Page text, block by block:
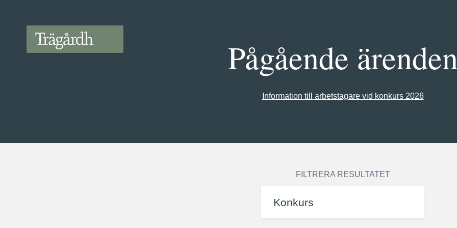
Pågående ärenden
Information till arbetstagare vid konkurs 2026
FILTRERA RESULTATET